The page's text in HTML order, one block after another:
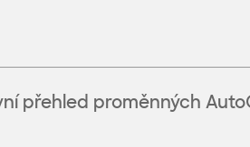
přehled proměnných